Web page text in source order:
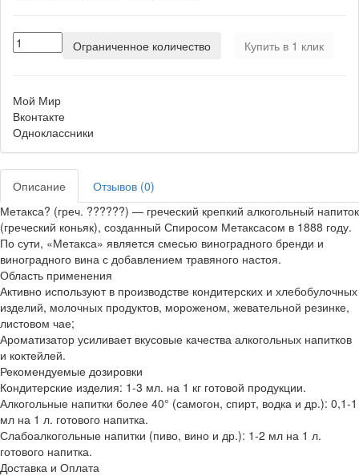
Ограниченное количество Купить в 1 клик
Мой Мир
Вконтакте
Одноклассники
Описание
Отзывов (0)
Метакса? (греч. ??????) — греческий крепкий алкогольный напиток
(греческий коньяк), созданный Спиросом Метаксасом в 1888 году.
По сути, «Метакса» является смесью виноградного бренди и
виноградного вина с добавлением травяного настоя.
Область применения
Активно используют в производстве кондитерских и хлебобулочных
изделий, молочных продуктов, мороженом, жевательной резинке,
листовом чае;
Ароматизатор усиливает вкусовые качества алкогольных напитков
и коктейлей.
Рекомендуемые дозировки
Кондитерские изделия: 1-3 мл. на 1 кг готовой продукции.
Алкогольные напитки более 40° (самогон, спирт, водка и др.): 0,1-1
мл на 1 л. готового напитка.
Слабоалкогольные напитки (пиво, вино и др.): 1-2 мл на 1 л.
готового напитка.
Доставка и Оплата